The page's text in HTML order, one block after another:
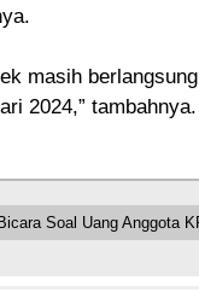
masih
2024,” tambahnya.
Soal Uang Anggota